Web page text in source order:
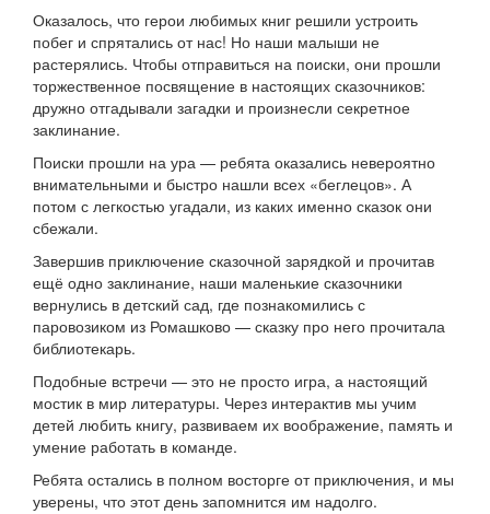
Оказалось, что герои любимых книг решили устроить
побег и спрятались от нас! Но наши малыши не
растерялись. Чтобы отправиться на поиски, они прошли
торжественное посвящение в настоящих сказочников:
дружно отгадывали загадки и произнесли секретное
заклинание.
Поиски прошли на ура — ребята оказались невероятно
внимательными и быстро нашли всех «беглецов». А
потом с легкостью угадали, из каких именно сказок они
сбежали.
Завершив приключение сказочной зарядкой и прочитав
ещё одно заклинание, наши маленькие сказочники
вернулись в детский сад, где познакомились с
паровозиком из Ромашково — сказку про него прочитала
библиотекарь.
Подобные встречи — это не просто игра, а настоящий
мостик в мир литературы. Через интерактив мы учим
детей любить книгу, развиваем их воображение, память и
умение работать в команде.
Ребята остались в полном восторге от приключения, и мы
уверены, что этот день запомнится им надолго.